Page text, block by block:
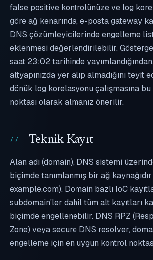
false positive kontrolünüze ve log
göre ağ kenarında, e-posta gateway
DNS çözümleyicilerinde engelleme
eklenmesi değerlendirilebilir.
saat 23:02 tarihinde yayımlandığından,
altyapınızda yer alıp almadığını teyit
dönük log korelasyonu çalışmasına
noktası olarak almanız önerilir.
Teknik Kayıt
Alan adı (domain), DNS sistemi
biçimde tanımlanmış bir ağ kaynağıdır
example.com). Domain bazlı IoC
subdomain'ler dahil tüm alt kayıtları
biçimde engellenebilir. DNS RPZ
Zone) veya secure DNS resolver,
engelleme için en uygun kontrol